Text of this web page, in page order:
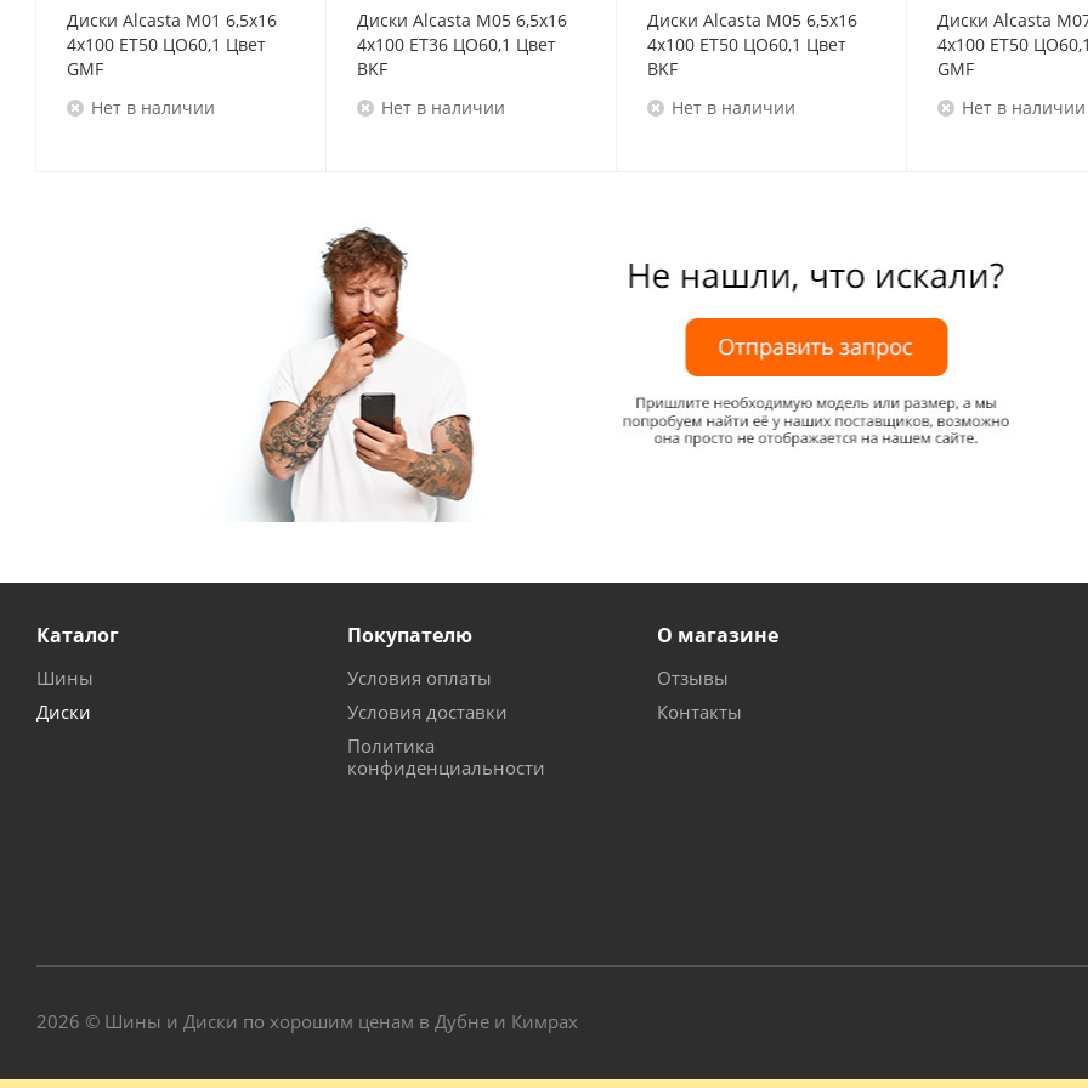
Диски Alcasta M01 6,5x16
4x100 ET50 ЦО60,1 Цвет
GMF
Нет в наличии
Диски Alcasta M05 6,5x16
4x100 ET36 ЦО60,1 Цвет
BKF
Нет в наличии
Диски Alcasta M05 6,5x16
4x100 ET50 ЦО60,1 Цвет
BKF
Нет в наличии
Диски Alcasta
4x100 ET50
GMF
Нет в наличии
Каталог
Шины
Диски
Покупателю
Условия оплаты
Условия доставки
Политика
конфиденциальности
О магазине
Отзывы
Контакты
2026 © Шины и Диски по хорошим ценам в Дубне и Кимрах